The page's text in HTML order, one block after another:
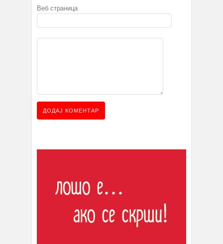
Веб страница